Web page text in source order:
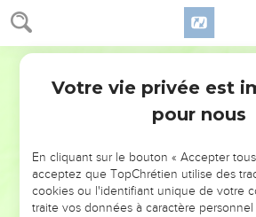
22
65 Et ils l’accablaient d’injures.
Jésus devant le Conseil
Dès le point du jour, les
des *prêtres et les *spécialistes de la
L’interrogatoire commença : —Si tu
le nous. Jésus leur dit : —Si je vous
pas,
Votre vie privée est
pour nous
En cliquant sur le bouton « Accepter
acceptez que TopChrétien utilise des
cookies ou l'identifiant unique de votre
traite vos données à caractère personnel